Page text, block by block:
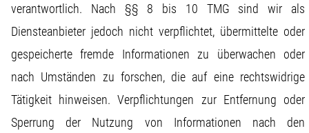
verantwortlich. Nach §§ 8 bis 10 TMG sind wir als
Diensteanbieter jedoch nicht verpflichtet, übermittelte oder
gespeicherte fremde Informationen zu überwachen oder
nach Umständen zu forschen, die auf eine rechtswidrige
Tätigkeit hinweisen. Verpflichtungen zur Entfernung oder
Sperrung der Nutzung von Informationen nach den